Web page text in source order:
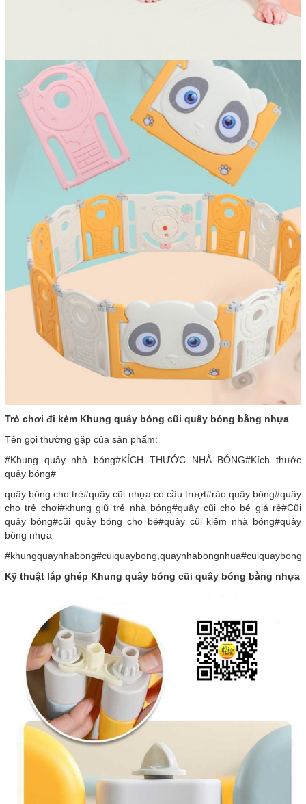
Trò chơi đi kèm Khung quây bóng cũi quây bóng bằng nhựa
Tên gọi thường gặp của sản phẩm:
#Khung quây nhà bóng#KÍCH THƯỚC NHÀ BÓNG#Kích thước
quây bóng#
quây bóng cho trẻ#quây cũi nhựa có cầu trượt#rào quây bóng#quây
cho trẻ chơi#khung giữ trẻ nhà bóng#quây cũi cho bé giá rẻ#Cũi
quây bóng#cũi quây bóng cho bé#quây cũi kiêm nhà bóng#quây
bóng nhựa
Kỹ thuật lắp ghép Khung quây bóng cũi quây bóng bằng nhựa